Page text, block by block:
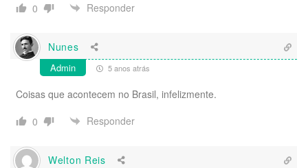
0
Responder
Nunes
Admin 5 anos atrás
Coisas que acontecem no Brasil, infelizmente.
0
Responder
Welton Reis